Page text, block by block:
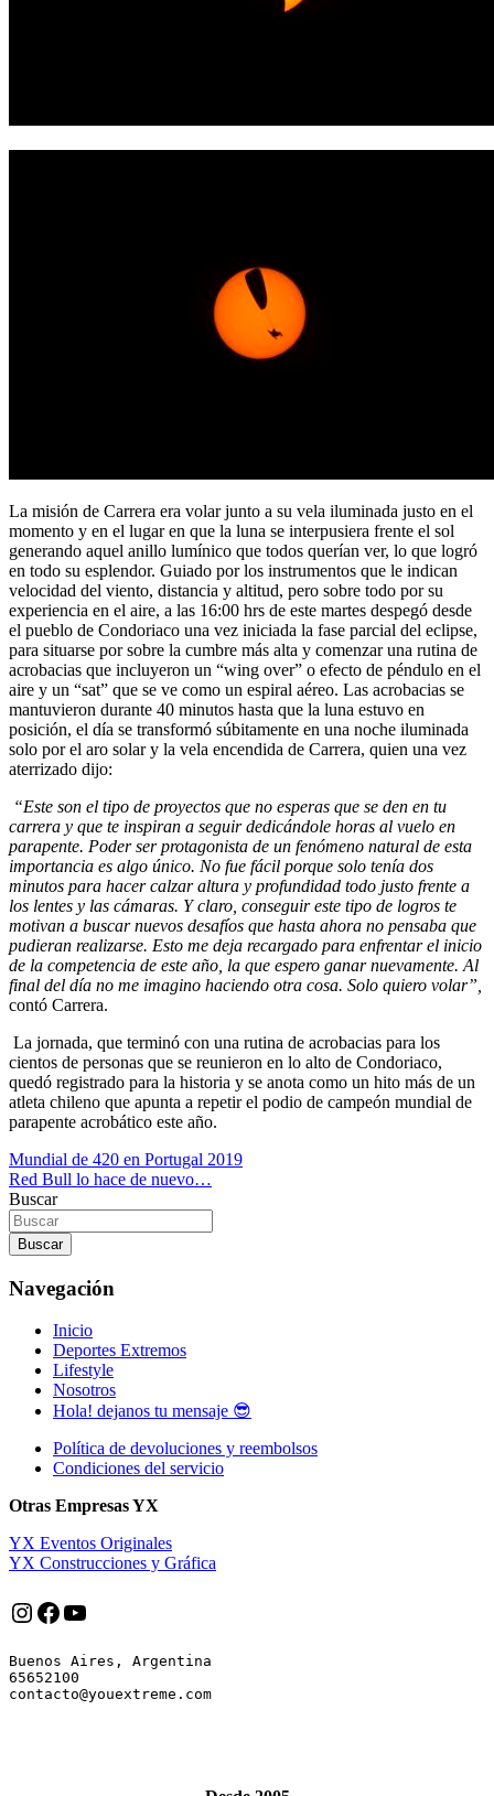
La misión de Carrera era volar junto a su vela iluminada justo en el
momento y en el lugar en que la luna se interpusiera frente el sol
generando aquel anillo lumínico que todos querían ver, lo que logró
en todo su esplendor. Guiado por los instrumentos que le indican
velocidad del viento, distancia y altitud, pero sobre todo por su
experiencia en el aire, a las 16:00 hrs de este martes despegó desde
el pueblo de Condoriaco una vez iniciada la fase parcial del eclipse,
para situarse por sobre la cumbre más alta y comenzar una rutina de
acrobacias que incluyeron un “wing over” o efecto de péndulo en el
aire y un “sat” que se ve como un espiral aéreo. Las acrobacias se
mantuvieron durante 40 minutos hasta que la luna estuvo en
posición, el día se transformó súbitamente en una noche iluminada
solo por el aro solar y la vela encendida de Carrera, quien una vez
aterrizado dijo:
“Este son el tipo de proyectos que no esperas que se den en tu
carrera y que te inspiran a seguir dedicándole horas al vuelo en
parapente. Poder ser protagonista de un fenómeno natural de esta
importancia es algo único. No fue fácil porque solo tenía dos
minutos para hacer calzar altura y profundidad todo justo frente a
los lentes y las cámaras. Y claro, conseguir este tipo de logros te
motivan a buscar nuevos desafíos que hasta ahora no pensaba que
pudieran realizarse. Esto me deja recargado para enfrentar el inicio
de la competencia de este año, la que espero ganar nuevamente. Al
final del día no me imagino haciendo otra cosa. Solo quiero volar”,
contó Carrera.
La jornada, que terminó con una rutina de acrobacias para los
cientos de personas que se reunieron en lo alto de Condoriaco,
quedó registrado para la historia y se anota como un hito más de un
atleta chileno que apunta a repetir el podio de campeón mundial de
parapente acrobático este año.
Navegación
de
entradas
Mundial de 420 en Portugal 2019
Red Bull lo hace de nuevo…
Buscar
Buscar
Navegación
Inicio
Deportes Extremos
Lifestyle
Nosotros
Hola! dejanos tu mensaje 😎
Política de devoluciones y reembolsos
Condiciones del servicio
Otras Empresas YX
YX Eventos Originales
YX Construcciones y Gráfica
Instagram
Facebook
YouTube
Buenos Aires, Argentina
65652100